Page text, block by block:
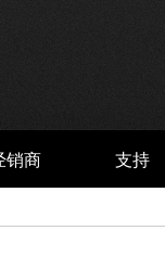
销商 支持